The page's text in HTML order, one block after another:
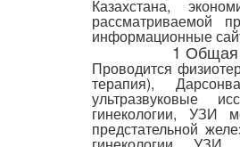
Казахстана,
рассматриваемой
информационные
1 Общая
Проводится
терапия),
ультразвуковые
гинекологии, УЗИ
предстательной